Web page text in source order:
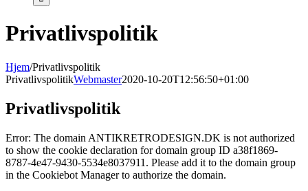
Privatlivspolitik
Hjem/Privatlivspolitik
PrivatlivspolitikWebmaster2020-10-20T12:56:50+01:00
Privatlivspolitik
Error: The domain ANTIKRETRODESIGN.DK is not authorized
to show the cookie declaration for domain group ID a38f1869-
8787-4e47-9430-5534e8037911. Please add it to the domain group
in the Cookiebot Manager to authorize the domain.